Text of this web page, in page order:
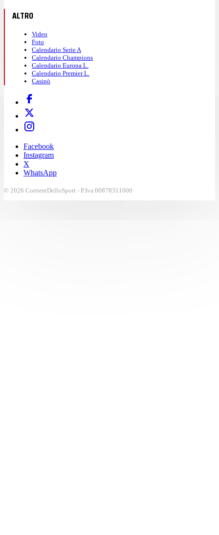
ALTRO
Video
Foto
Calendario Serie A
Calendario Champions
Calendario Europa L.
Calendario Premier L.
Casinò
Facebook
Instagram
X
WhatsApp
© 2026 CorriereDelloSport - P.Iva 00878311000